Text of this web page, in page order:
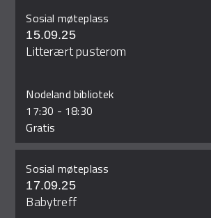
Sosial møteplass
15.09.25
Litterært pusterom
Nodeland bibliotek
17:30 - 18:30
Gratis
Sosial møteplass
17.09.25
Babytreff